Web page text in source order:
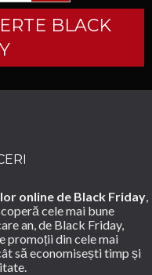
DAN
CUMPARA
BLACK
online de Black Friday,
cele mai bune
an, de Black Friday,
promoții din cele mai
să economisești timp și